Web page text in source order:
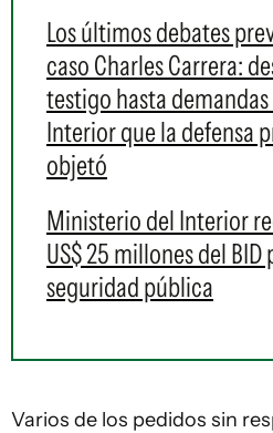
Los últimos debates
caso Charles Carrera:
testigo hasta
Interior que la defensa
objetó
Ministerio del Interior
US$ 25 millones del
seguridad pública
Varios de los pedidos sin